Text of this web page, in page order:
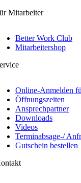
Mitarbeiter
Better Work Club
Mitarbeitershop
Online-Anmelden
Öffnungszeiten
Ansprechpartner
Downloads
Videos
Terminabsage-/
Gutschein bestellen